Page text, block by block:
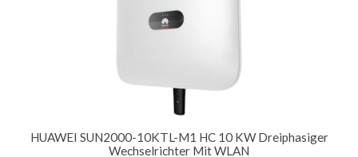
HUAWEI SUN2000-10KTL-M1 HC 10 KW Dreiphasiger
Wechselrichter Mit WLAN